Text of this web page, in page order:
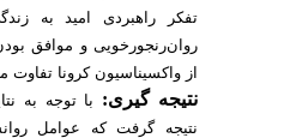
تفکر
راهبردی امید به زندگی
روانرنجورخویی و موافق بودن
واکسیناسیون کرونا تفاوت
نتیجه گیری: با توجه به نتایج
نتیجه گرفت که عوامل